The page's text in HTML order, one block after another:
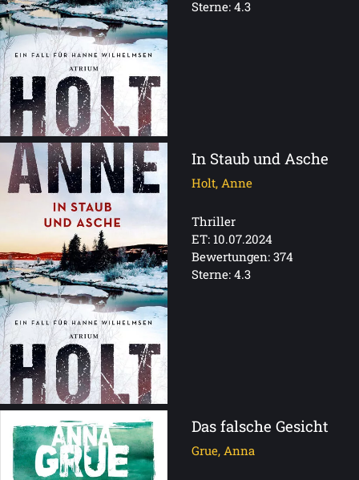
Sterne: 4.3
In Staub und Asche
Holt, Anne
Thriller
ET: 10.07.2024
Bewertungen: 374
Sterne: 4.3
Das falsche Gesicht
Grue, Anna